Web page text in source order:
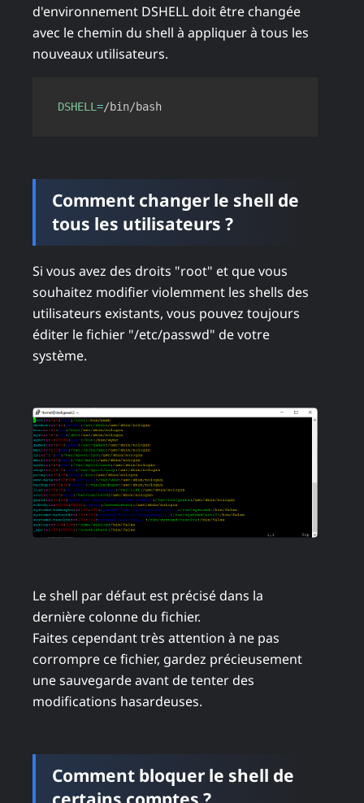
d'environnement DSHELL doit être changée
avec le chemin du shell à appliquer à tous les
nouveaux utilisateurs.
DSHELL =
Comment changer le shell de
tous les utilisateurs ?
Si vous avez des droits "root" et que vous
souhaitez modifier violemment les shells des
utilisateurs existants, vous pouvez toujours
éditer le fichier "/etc/passwd" de votre
système.
Le shell par défaut est précisé dans la
dernière colonne du fichier.
Faites cependant très attention à ne pas
corrompre ce fichier, gardez précieusement
une sauvegarde avant de tenter des
modifications hasardeuses.
Comment bloquer le shell de